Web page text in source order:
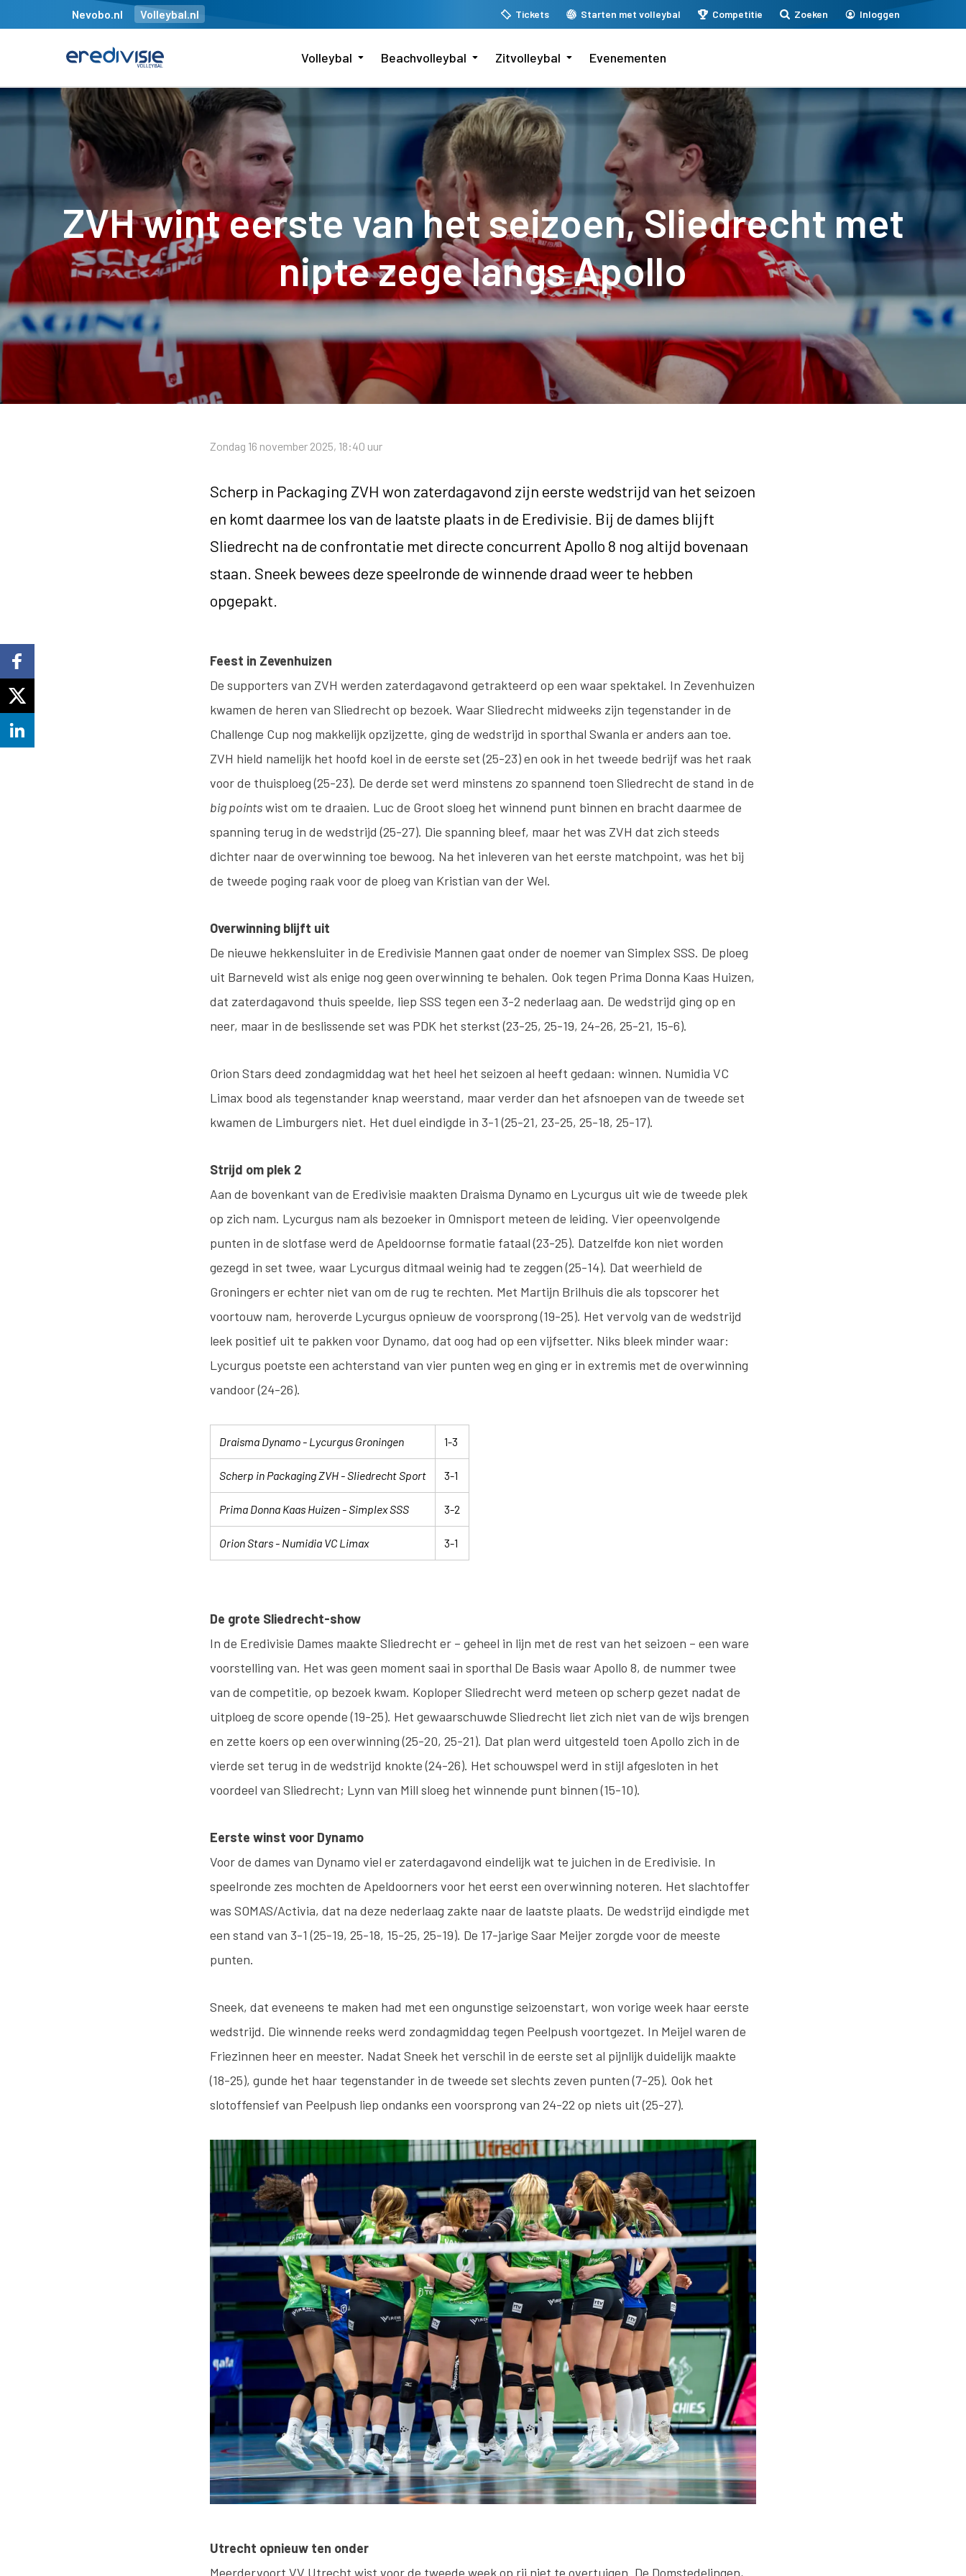
Nevobo.nl Volleybal.nl Tickets Starten met volleybal Competitie Zoeken Inloggen
Volleybal Beachvolleybal Zitvolleybal Evenementen
ZVH wint eerste van het seizoen, Sliedrecht met
nipte zege langs Apollo
Zondag 16 november 2025, 18:40 uur
Scherp in Packaging ZVH won zaterdagavond zijn eerste wedstrijd van het seizoen
en komt daarmee los van de laatste plaats in de Eredivisie. Bij de dames blijft
Sliedrecht na de confrontatie met directe concurrent Apollo 8 nog altijd bovenaan
staan. Sneek bewees deze speelronde de winnende draad weer te hebben
opgepakt.
Feest in Zevenhuizen
De supporters van ZVH werden zaterdagavond getrakteerd op een waar spektakel. In Zevenhuizen
kwamen de heren van Sliedrecht op bezoek. Waar Sliedrecht midweeks zijn tegenstander in de
Challenge Cup nog makkelijk opzijzette, ging de wedstrijd in sporthal Swanla er anders aan toe.
ZVH hield namelijk het hoofd koel in de eerste set (25-23) en ook in het tweede bedrijf was het raak
voor de thuisploeg (25-23). De derde set werd minstens zo spannend toen Sliedrecht de stand in de
big pointswist om te draaien. Luc de Groot sloeg het winnend punt binnen en bracht daarmee de
spanning terug in de wedstrijd (25-27). Die spanning bleef, maar het was ZVH dat zich steeds
dichter naar de overwinning toe bewoog. Na het inleveren van het eerste matchpoint, was het bij
de tweede poging raak voor de ploeg van Kristian van der Wel.
Overwinning blijft uit
De nieuwe hekkensluiter in de Eredivisie Mannen gaat onder de noemer van Simplex SSS. De ploeg
uit Barneveld wist als enige nog geen overwinning te behalen. Ook tegen Prima Donna Kaas Huizen,
dat zaterdagavond thuis speelde, liep SSS tegen een 3-2 nederlaag aan. De wedstrijd ging op en
neer, maar in de beslissende set was PDK het sterkst (23-25, 25-19, 24-26, 25-21, 15-6).
Orion Stars deed zondagmiddag wat het heel het seizoen al heeft gedaan: winnen. Numidia VC
Limax bood als tegenstander knap weerstand, maar verder dan het afsnoepen van de tweede set
kwamen de Limburgers niet. Het duel eindigde in 3-1 (25-21, 23-25, 25-18, 25-17).
Strijd om plek 2
Aan de bovenkant van de Eredivisie maakten Draisma Dynamo en Lycurgus uit wie de tweede plek
op zich nam. Lycurgus nam als bezoeker in Omnisport meteen de leiding. Vier opeenvolgende
punten in de slotfase werd de Apeldoornse formatie fataal (23-25). Datzelfde kon niet worden
gezegd in set twee, waar Lycurgus ditmaal weinig had te zeggen (25-14). Dat weerhield de
Groningers er echter niet van om de rug te rechten. Met Martijn Brilhuis die als topscorer het
voortouw nam, heroverde Lycurgus opnieuw de voorsprong (19-25). Het vervolg van de wedstrijd
leek positief uit te pakken voor Dynamo, dat oog had op een vijfsetter. Niks bleek minder waar:
Lycurgus poetste een achterstand van vier punten weg en ging er in extremis met de overwinning
vandoor (24-26).
Draisma Dynamo - Lycurgus Groningen 1-3
Scherp in Packaging ZVH - Sliedrecht Sport 3-1
Prima Donna Kaas Huizen - Simplex SSS 3-2
Orion Stars - Numidia VC Limax 3-1
De grote Sliedrecht-show
In de Eredivisie Dames maakte Sliedrecht er – geheel in lijn met de rest van het seizoen – een ware
voorstelling van. Het was geen moment saai in sporthal De Basis waar Apollo 8, de nummer twee
van de competitie, op bezoek kwam. Koploper Sliedrecht werd meteen op scherp gezet nadat de
uitploeg de score opende (19-25). Het gewaarschuwde Sliedrecht liet zich niet van de wijs brengen
en zette koers op een overwinning (25-20, 25-21). Dat plan werd uitgesteld toen Apollo zich in de
vierde set terug in de wedstrijd knokte (24-26). Het schouwspel werd in stijl afgesloten in het
voordeel van Sliedrecht; Lynn van Mill sloeg het winnende punt binnen (15-10).
Eerste winst voor Dynamo
Voor de dames van Dynamo viel er zaterdagavond eindelijk wat te juichen in de Eredivisie. In
speelronde zes mochten de Apeldoorners voor het eerst een overwinning noteren. Het slachtoffer
was SOMAS/Activia, dat na deze nederlaag zakte naar de laatste plaats. De wedstrijd eindigde met
een stand van 3-1 (25-19, 25-18, 15-25, 25-19). De 17-jarige Saar Meijer zorgde voor de meeste
punten.
Sneek, dat eveneens te maken had met een ongunstige seizoenstart, won vorige week haar eerste
wedstrijd. Die winnende reeks werd zondagmiddag tegen Peelpush voortgezet. In Meijel waren de
Friezinnen heer en meester. Nadat Sneek het verschil in de eerste set al pijnlijk duidelijk maakte
(18-25), gunde het haar tegenstander in de tweede set slechts zeven punten (7-25). Ook het
slotoffensief van Peelpush liep ondanks een voorsprong van 24-22 op niets uit (25-27).
Utrecht opnieuw ten onder
Meerdervoort VV Utrecht wist voor de tweede week op rij niet te overtuigen. De Domstedelingen,